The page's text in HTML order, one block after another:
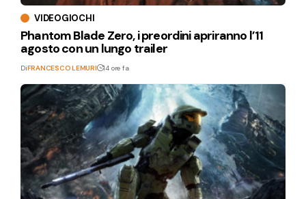
VIDEOGIOCHI
Phantom Blade Zero, i preordini apriranno l’11
agosto con un lungo trailer
DiFRANCESCO LEMURI 14 ore fa